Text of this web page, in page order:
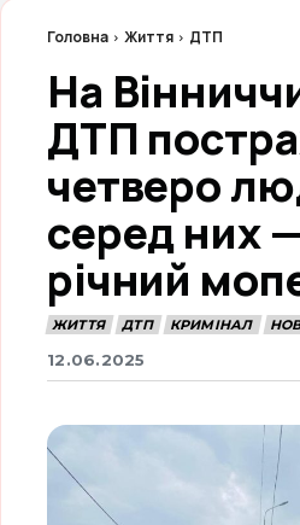
Головна Життя ДТП
На
ДТП
четверо
серед них
річний
ЖИТТЯ ДТП КРИМІНАЛ
12.06.2025